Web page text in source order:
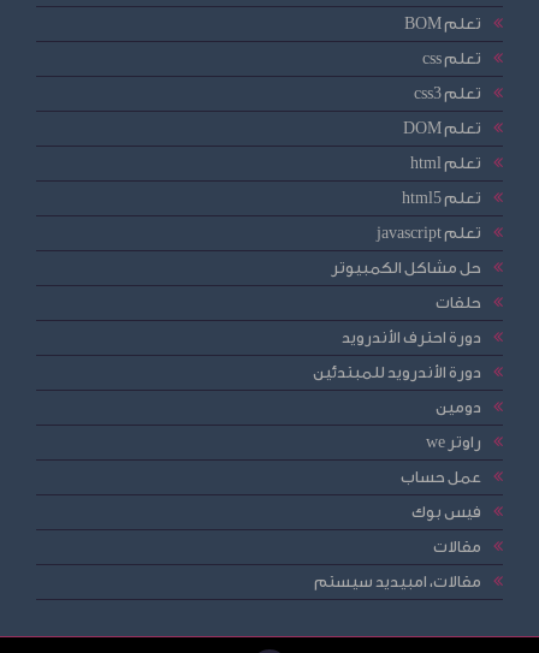
تعلم BOM
تعلم css
تعلم css3
تعلم DOM
تعلم html
تعلم html5
تعلم javascript
حل مشاكل الكمبيوتر
حلقات
دورة احترف الأندرويد
دورة الأندرويد للمبتدئين
دومين
راوتر we
عمل حساب
فيس بوك
مقالات
مقالات، امبيديد سيستم